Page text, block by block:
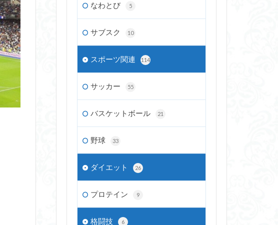
なわとび 5
サブスク 10
スポーツ関連 114
サッカー 55
バスケットボール 21
野球 33
ダイエット 26
プロテイン 9
格闘技 6